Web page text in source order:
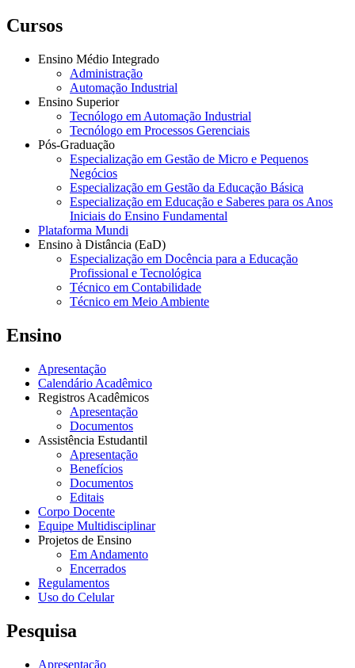
Cursos
Ensino Médio Integrado
Administração
Automação Industrial
Ensino Superior
Tecnólogo em Automação Industrial
Tecnólogo em Processos Gerenciais
Pós-Graduação
Especialização em Gestão de Micro e Pequenos
Negócios
Especialização em Gestão da Educação Básica
Especialização em Educação e Saberes para os Anos
Iniciais do Ensino Fundamental
Plataforma Mundi
Ensino à Distância (EaD)
Especialização em Docência para a Educação
Profissional e Tecnológica
Técnico em Contabilidade
Técnico em Meio Ambiente
Ensino
Apresentação
Calendário Acadêmico
Registros Acadêmicos
Apresentação
Documentos
Assistência Estudantil
Apresentação
Benefícios
Documentos
Editais
Corpo Docente
Equipe Multidisciplinar
Projetos de Ensino
Em Andamento
Encerrados
Regulamentos
Uso do Celular
Pesquisa
Apresentação